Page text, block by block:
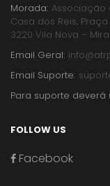
Morada: Associação
Casa dos Reis,
3220 Vila Nova –
Email Geral:
Email Suporte:
Para suporte deverá
FOLLOW US
Facebook